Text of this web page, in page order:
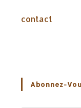
contact
Abonnez-